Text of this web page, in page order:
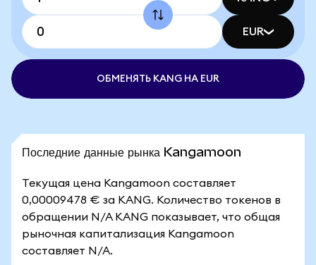
EUR
ОБМЕНЯТЬ KANG НА EUR
Последние данные рынка Kangamoon
Текущая цена Kangamoon составляет
0,00009478 € за KANG. Количество токенов в
обращении N/A KANG показывает, что общая
рыночная капитализация Kangamoon
составляет N/A.